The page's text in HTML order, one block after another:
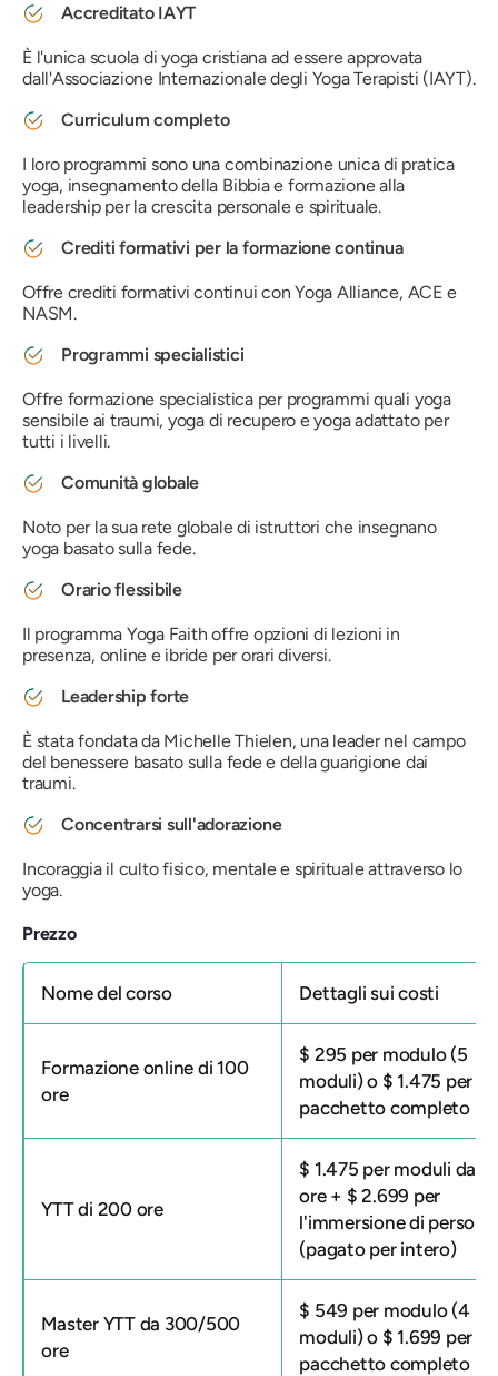
Accreditato IAYT
È l'unica scuola di yoga cristiana ad essere approvata
dall'Associazione Internazionale degli Yoga Terapisti (IAYT).
Curriculum completo
I loro programmi sono una combinazione unica di pratica
yoga, insegnamento della Bibbia e formazione alla
leadership per la crescita personale e spirituale.
Crediti formativi per la formazione continua
Offre crediti formativi continui con Yoga Alliance, ACE e
NASM.
Programmi specialistici
Offre formazione specialistica per programmi quali yoga
sensibile ai traumi, yoga di recupero e yoga adattato per
tutti i livelli.
Comunità globale
Noto per la sua rete globale di istruttori che insegnano
yoga basato sulla fede.
Orario flessibile
Il programma Yoga Faith offre opzioni di lezioni in
presenza, online e ibride per orari diversi.
Leadership forte
È stata fondata da Michelle Thielen, una leader nel campo
del benessere basato sulla fede e della guarigione dai
traumi.
Concentrarsi sull'adorazione
Incoraggia il culto fisico, mentale e spirituale attraverso lo
yoga.
Prezzo
Nome del corso Dettagli sui costi
Formazione online di 100
ore
$ 295 per modulo (5
moduli) o $ 1.475 per il
pacchetto completo
YTT di 200 ore
$ 1.475 per moduli da
ore + $ 2.699 per
l'immersione di persona
(pagato per intero)
Master YTT da 300/500
ore
$ 549 per modulo (4
moduli) o $ 1.699 per il
pacchetto completo